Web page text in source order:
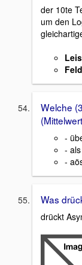
der 10te
um den
Welche
-
-
-
Was
drückt